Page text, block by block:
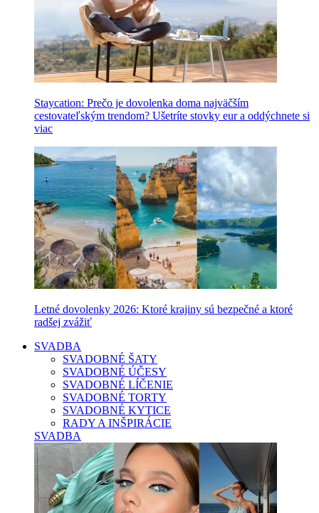
Staycation: Prečo je dovolenka doma najväčším
cestovateľským trendom? Ušetríte stovky eur a oddýchnete si
viac
Letné dovolenky 2026: Ktoré krajiny sú bezpečné a ktoré
radšej zvážiť
SVADBA
SVADOBNÉ ŠATY
SVADOBNÉ ÚČESY
SVADOBNÉ LÍČENIE
SVADOBNÉ TORTY
SVADOBNÉ KYTICE
RADY A INŠPIRÁCIE
SVADBA